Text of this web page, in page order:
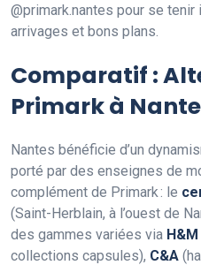
@primark.nantes pour se
arrivages et bons plans.
Comparatif :
Primark à
Nantes bénéficie d’un
porté par des enseignes de
complément de Primark : le
(Saint-Herblain, à l’ouest de
des gammes variées via H&M
collections capsules), C&A